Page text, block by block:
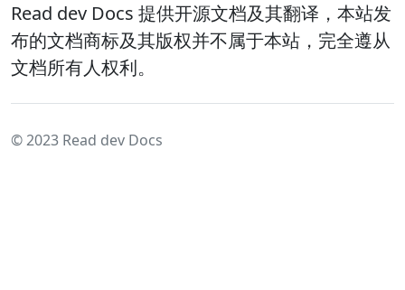
Read dev Docs 提供开源文档及其翻译，本站发
布的文档商标及其版权并不属于本站，完全遵从
文档所有人权利。
© 2023 Read dev Docs